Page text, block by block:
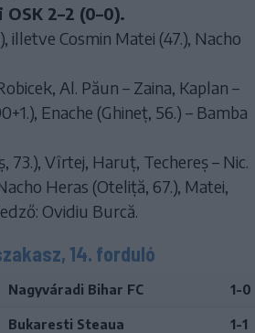
2–2 (0–0).
illetve Cosmin Matei (47.), Nacho
Al. Păun – Zaina, Kaplan –
Enache (Ghineț, 56.) – Bamba
73.), Vîrtej, Haruț, Techereș – Nic.
Heras (Oteliță, 67.), Matei,
Ovidiu Burcă.
14. forduló
Nagyváradi Bihar FC 1-0
Bukaresti Steaua 1-1